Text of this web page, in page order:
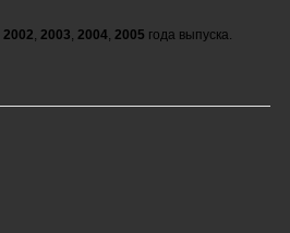
2002, 2003, 2004, 2005 года выпуска.